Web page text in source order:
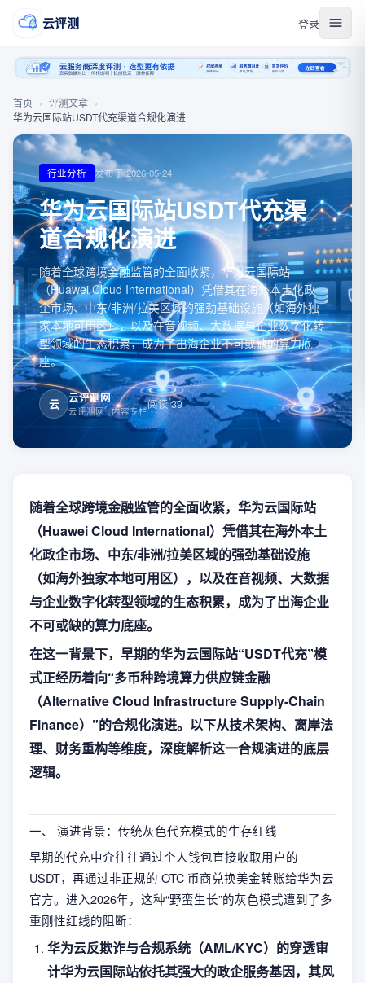
云评测 登录
首页 › 评测文章 ›
华为云国际站USDT代充渠道合规化演进
行业分析 发布于2026-05-24
华为云国际站USDT代充渠
道合规化演进
随着全球跨境金融监管的全面收紧，华为云国际站
（Huawei Cloud International）凭借其在海外本土化政
企市场、中东/非洲/拉美区域的强劲基础设施（如海外独
家本地可用区），以及在音视频、大数据与企业数字化转
型领域的生态积累，成为了出海企业不可或缺的算力底
座。
云 云评测网
云评测网· 内容专栏阅读39
随着全球跨境金融监管的全面收紧，华为云国际站
（Huawei Cloud International）凭借其在海外本土
化政企市场、中东/非洲/拉美区域的强劲基础设施
（如海外独家本地可用区），以及在音视频、大数据
与企业数字化转型领域的生态积累，成为了出海企业
不可或缺的算力底座。
在这一背景下，早期的华为云国际站“USDT代充”模
式正经历着向“多币种跨境算力供应链金融
（Alternative Cloud Infrastructure Supply-Chain
Finance）”的合规化演进。以下从技术架构、离岸法
理、财务重构等维度，深度解析这一合规演进的底层
逻辑。
一、 演进背景：传统灰色代充模式的生存红线
早期的代充中介往往通过个人钱包直接收取用户的
USDT，再通过非正规的 OTC 币商兑换美金转账给华为云
官方。进入2026年，这种“野蛮生长”的灰色模式遭到了多
重刚性红线的阻断：
华为云反欺诈与合规系统（AML/KYC）的穿透审
计华为云国际站依托其强大的政企服务基因，其风